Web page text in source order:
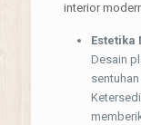
interior
Estetika
Desain